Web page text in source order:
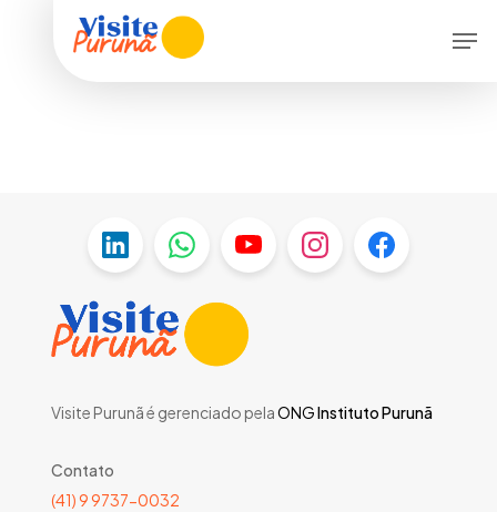
Visite Purunã é gerenciado pelaONGInstituto Purunã
Contato
(41) 9 9737-0032